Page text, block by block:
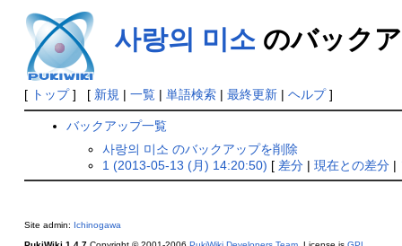
사랑의 미소のバック
[ トップ] [ 新規 | 一覧| 単語検索| 最終更新| ヘルプ]
バックアップ一覧
사랑의 미소 のバックアップを削除
1 (2013-05-13 (月) 14:20:50) [ 差分 |現在との差分 |
Site admin: Ichinogawa